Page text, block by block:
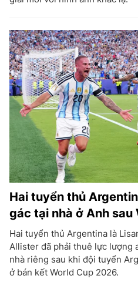
Hai tuyển thủ
gác tại nhà ở Anh
Hai tuyển thủ Argentina là
Allister đã phải thuê lực lượng
nhà riêng sau khi đội tuyển
ở bán kết World Cup 2026.